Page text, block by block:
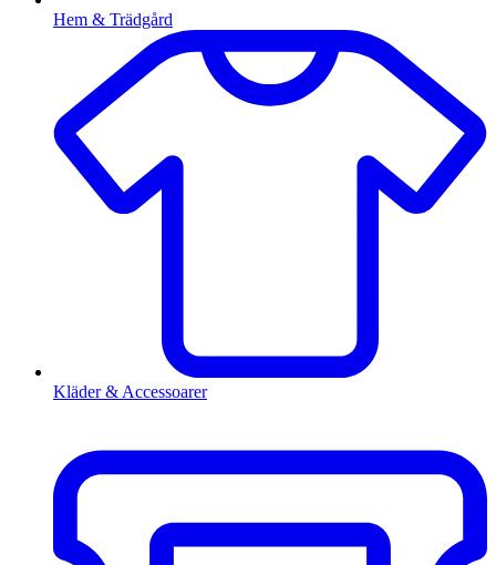
Hem & Trädgård
Kläder & Accessoarer